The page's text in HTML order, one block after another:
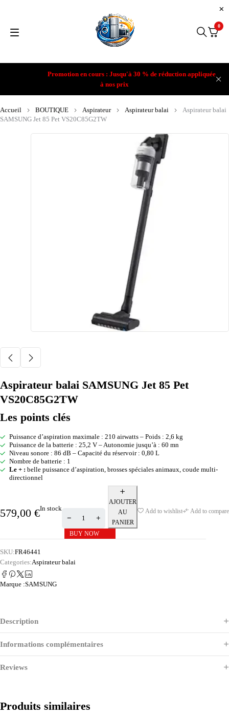
Promotion en cours : Jusqu'à 30 % de réduction appliquée
à nos prix
0
Accueil BOUTIQUE Aspirateur Aspirateur balai
Aspirateur balai
SAMSUNG Jet 85 Pet VS20C85G2TW
Aspirateur balai SAMSUNG Jet 85 Pet
VS20C85G2TW
Les points clés
Puissance d’aspiration maximale : 210 airwatts – Poids : 2,6 kg
Puissance de la batterie : 25,2 V – Autonomie jusqu’à : 60 mn
Niveau sonore : 86 dB – Capacité du réservoir : 0,80 L
Nombre de batterie : 1
Le + : belle puissance d’aspiration, brosses spéciales animaux, coude multi-
directionnel
579,00 €In stock
AJOUTER
AU
PANIER
BUY NOW
Add to wishlist Add to compare
SKU:FR46441
Categories:Aspirateur balai
Marque :SAMSUNG
Description
Informations complémentaires
Reviews
Produits similaires